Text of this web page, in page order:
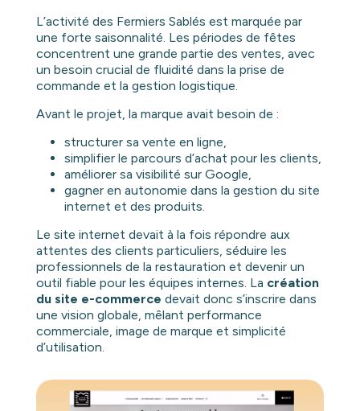
L’activité des Fermiers Sablés est marquée par
une forte saisonnalité. Les périodes de fêtes
concentrent une grande partie des ventes, avec
un besoin crucial de fluidité dans la prise de
commande et la gestion logistique.
Avant le projet, la marque avait besoin de :
structurer sa vente en ligne,
simplifier le parcours d’achat pour les clients,
améliorer sa visibilité sur Google,
gagner en autonomie dans la gestion du site
internet et des produits.
Le site internet devait à la fois répondre aux
attentes des clients particuliers, séduire les
professionnels de la restauration et devenir un
outil fiable pour les équipes internes. La création
du site e-commerce devait donc s’inscrire dans
une vision globale, mêlant performance
commerciale, image de marque et simplicité
d’utilisation.